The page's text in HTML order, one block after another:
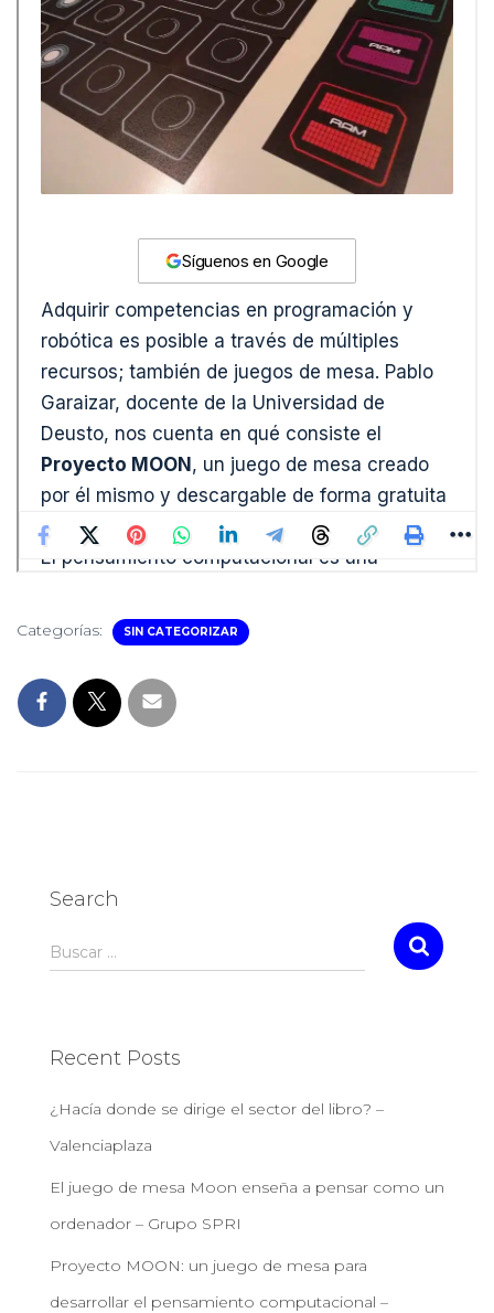
Categorías: SIN CATEGORIZAR
Search
Buscar …
Recent Posts
¿Hacía donde se dirige el sector del libro? –
Valenciaplaza
El juego de mesa Moon enseña a pensar como un
ordenador – Grupo SPRI
Proyecto MOON: un juego de mesa para
desarrollar el pensamiento computacional –